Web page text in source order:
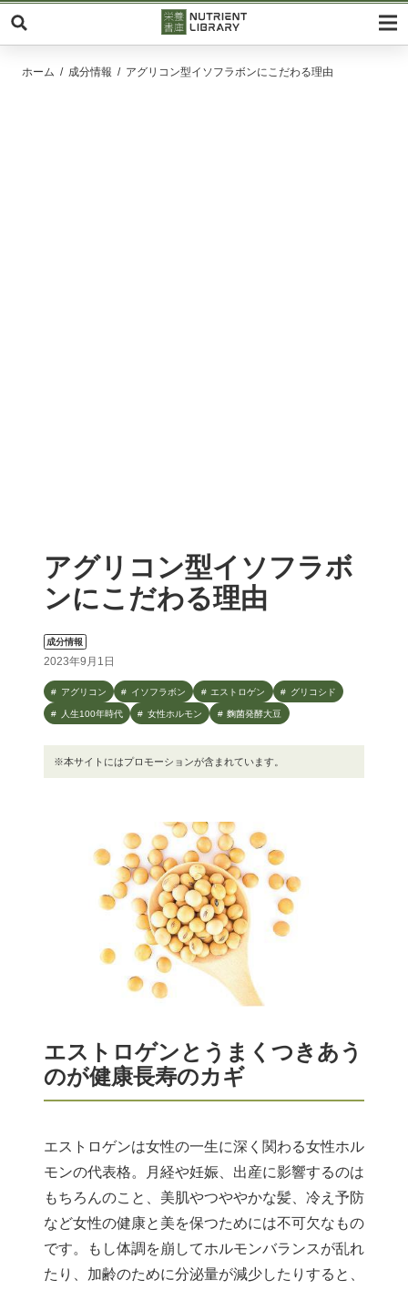
ホーム 成分情報 アグリコン型イソフラボンにこだわる理由
アグリコン型イソフラボ
ンにこだわる理由
成分情報
2023年9月1日
アグリコン イソフラボン エストロゲン グリコシド
人生100年時代 女性ホルモン 麴菌発酵大豆
※本サイトにはプロモーションが含まれています。
エストロゲンとうまくつきあう
のが健康長寿のカギ
エストロゲンは女性の一生に深く関わる女性ホル
モンの代表格。月経や妊娠、出産に影響するのは
もちろんのこと、美肌やつややかな髪、冷え予防
など女性の健康と美を保つためには不可欠なもの
です。もし体調を崩してホルモンバランスが乱れ
たり、加齢のために分泌量が減少したりすると、